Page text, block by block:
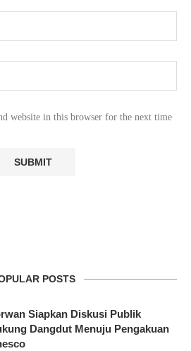
website in this browser for the next time
POSTS
Siapkan Diskusi Publik
Dangdut Menuju Pengakuan